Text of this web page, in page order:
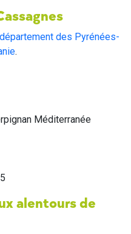
département des Pyrénées-
.
Méditerranée
alentours de